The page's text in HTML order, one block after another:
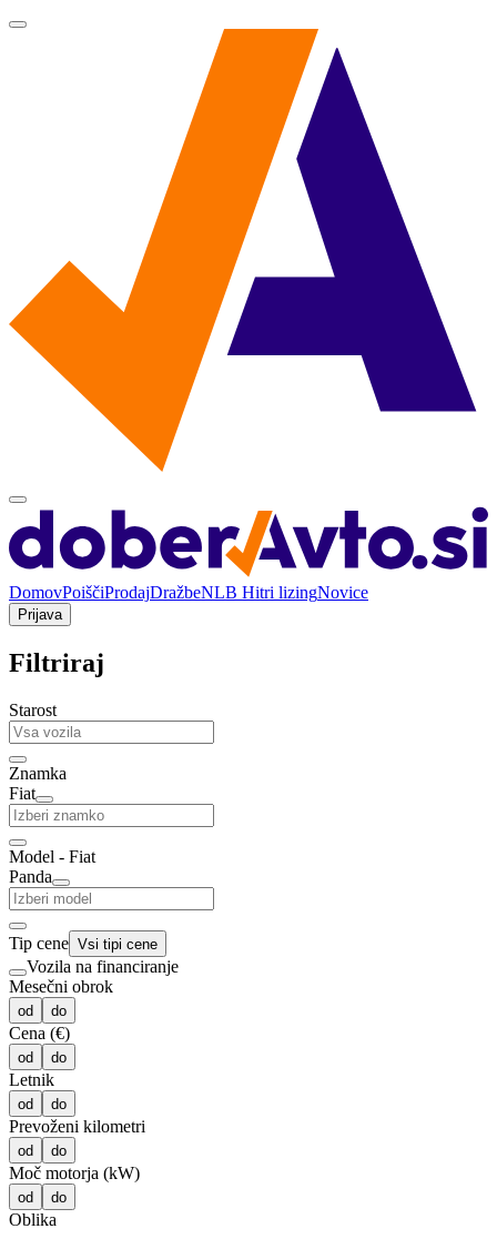
DomovPoiščiProdajDražbeNLB Hitri lizingNovice
Prijava
Filtriraj
Starost
Znamka
Fiat
Model - Fiat
Panda
Tip cene Vsi tipi cene
Vozila na financiranje
Mesečni obrok
od do
Cena (€)
od do
Letnik
od do
Prevoženi kilometri
od do
Moč motorja (kW)
od do
Oblika